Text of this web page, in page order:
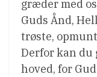
græder med
Guds Ånd,
trøste,
Derfor kan du
hoved, for